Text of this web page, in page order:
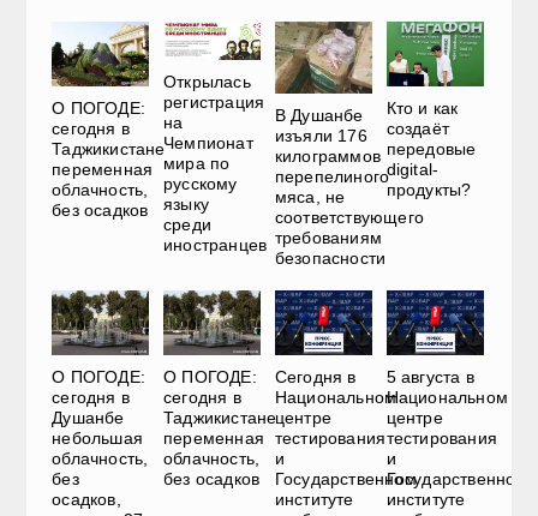
О ПОГОДЕ:
сегодня в
Таджикистане
переменная
облачность,
без осадков
Открылась
регистрация
на
Чемпионат
мира по
русскому
языку
среди
иностранцев
В Душанбе
изъяли 176
килограммов
перепелиного
мяса, не
соответствующего
требованиям
безопасности
Кто и как
создаёт
передовые
digital-
продукты?
О ПОГОДЕ:
сегодня в
Душанбе
небольшая
облачность,
без
осадков,
О ПОГОДЕ:
сегодня в
Таджикистане
переменная
облачность,
без осадков
Сегодня в
Национальном
центре
тестирования
и
Государственном
институте
5 августа в
Национальном
центре
тестирования
и
Государственном
институте